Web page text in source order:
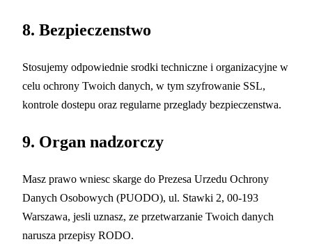
8. Bezpieczenstwo
Stosujemy odpowiednie srodki techniczne i organizacyjne w
celu ochrony Twoich danych, w tym szyfrowanie SSL,
kontrole dostepu oraz regularne przeglady bezpieczenstwa.
9. Organ nadzorczy
Masz prawo wniesc skarge do Prezesa Urzedu Ochrony
Danych Osobowych (PUODO), ul. Stawki 2, 00-193
Warszawa, jesli uznasz, ze przetwarzanie Twoich danych
narusza przepisy RODO.